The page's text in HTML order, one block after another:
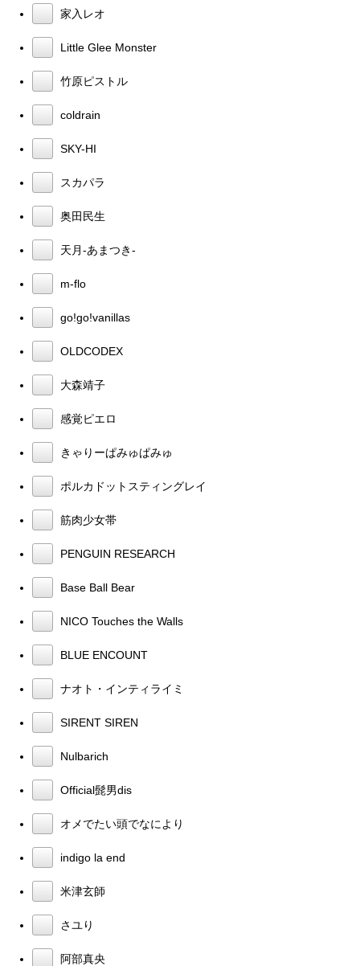
家入レオ
Little Glee Monster
竹原ピストル
coldrain
SKY-HI
スカパラ
奥田民生
天月-あまつき-
m-flo
go!go!vanillas
OLDCODEX
大森靖子
感覚ピエロ
きゃりーぱみゅぱみゅ
ポルカドットスティングレイ
筋肉少女帯
PENGUIN RESEARCH
Base Ball Bear
NICO Touches the Walls
BLUE ENCOUNT
ナオト・インティライミ
SIRENT SIREN
Nulbarich
Official髭男dis
オメでたい頭でなにより
indigo la end
米津玄師
さユり
阿部真央